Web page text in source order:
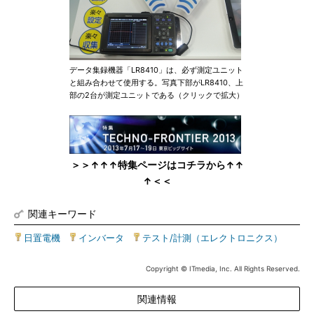
データ集録機器「LR8410」は、必ず測定ユニット
と組み合わせて使用する。写真下部がLR8410、上
部の2台が測定ユニットである（クリックで拡大）
＞＞↑↑↑特集ページはコチラから↑↑
↑＜＜
関連キーワード
日置電機 インバータ テスト/計測（エレクトロニクス）
Copyright © ITmedia, Inc. All Rights Reserved.
関連情報